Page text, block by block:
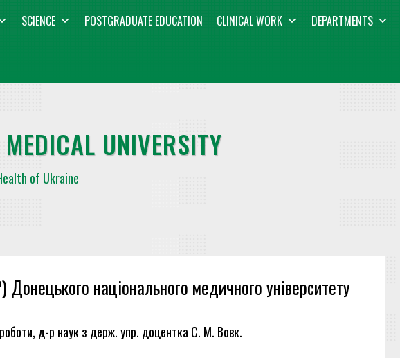
SCIENCE POSTGRADUATE EDUCATION CLINICAL WORK DEPARTMENTS
UNIVERSITY
of Ukraine
національного медичного університету
д-р наук з держ. упр. доцентка С. М. Вовк.